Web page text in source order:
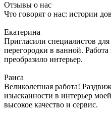
Отзывы о нас
Что говорят о нас: истории
Екатерина
Пригласили специалистов
перегородки в ванной.
преобразило интерьер.
Раиса
Великолепная работа!
изысканности в интерьер
высокое качество и сервис.